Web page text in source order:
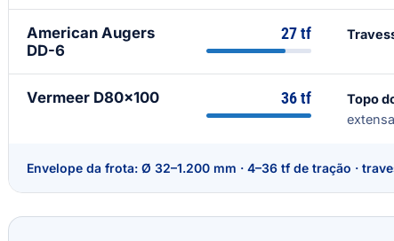
American Augers
DD-6
27 tf
Vermeer D80×100 36 tf Topo
Envelope da frota: Ø 32–1.200 mm · 4–36 tf de tração ·